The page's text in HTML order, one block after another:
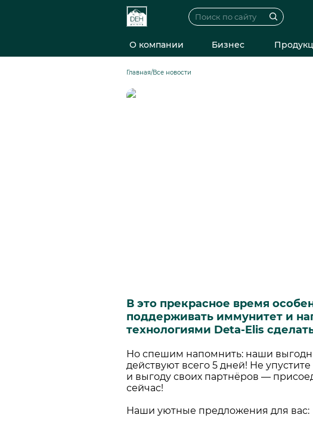
О компании Бизнес
Главная/Все новости
В это прекрасное время
поддерживать иммунитет и
технологиями Deta-Elis
Но спешим напомнить: наши
действуют всего 5 дней! Не
и выгоду своих партнёров —
сейчас!
Наши уютные предложения для вас: